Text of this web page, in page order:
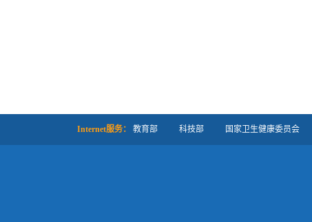
Internet服务： 教育部 科技部 国家卫生健康委员会